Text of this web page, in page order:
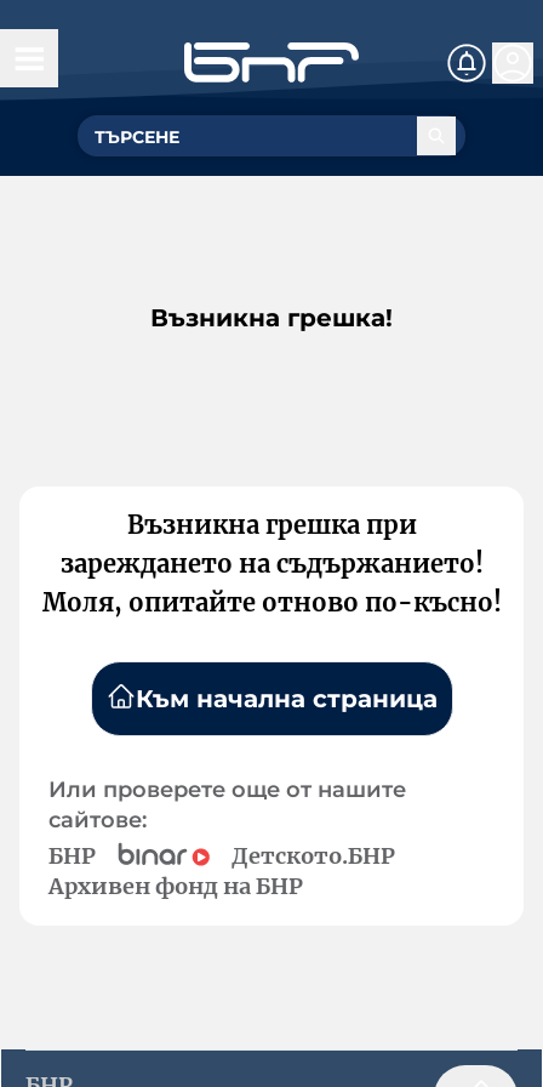
Възникна грешка!
Възникна грешка при
зареждането на съдържанието!
Моля, опитайте отново по-късно!
Към начална страница
Или проверете още от нашите
сайтове:
БНР
Детското.БНР
Архивен фонд на БНР